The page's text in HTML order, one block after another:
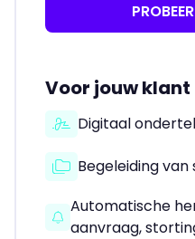
Voor jouw klant
Digitaal
Begeleiding van
Automatische
aanvraag,